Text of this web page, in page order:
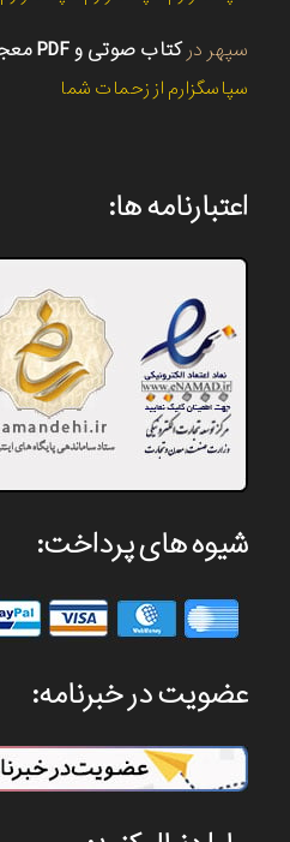
سپهر درکتاب صوتی و PDF معجزه شکرگزاری از راندا برن
سپاسگزارم از زحمات شما
اعتبارنامه ها:
شیوه های پرداخت:
عضویت در خبرنامه: